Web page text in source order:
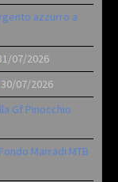
azzurro a
07/2026
30/07/2026
Gf Pinocchio
Marradi MTB